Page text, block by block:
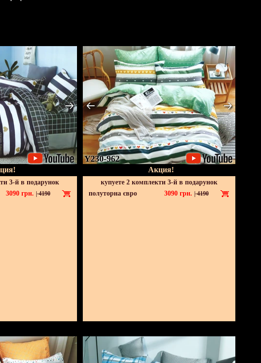
3-й в подарунок
3090 грн. |4190
Y230-962
Акция!
купуете 2 комплекти 3-й в подарунок
полуторна євро
3090 грн. |4190